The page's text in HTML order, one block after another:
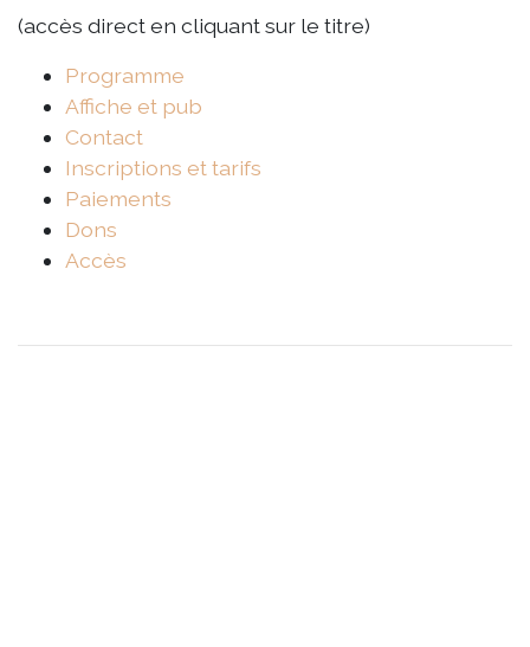
(accès direct en cliquant sur le titre)
Programme
Affiche et pub
Contact
Inscriptions et tarifs
Paiements
Dons
Accès